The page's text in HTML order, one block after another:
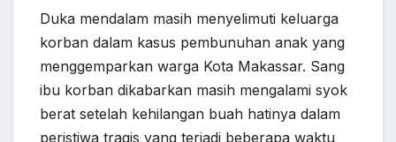
Duka mendalam masih menyelimuti keluarga
korban dalam kasus pembunuhan anak yang
menggemparkan warga Kota Makassar. Sang
ibu korban dikabarkan masih mengalami syok
berat setelah kehilangan buah hatinya dalam
peristiwa tragis yang terjadi beberapa waktu